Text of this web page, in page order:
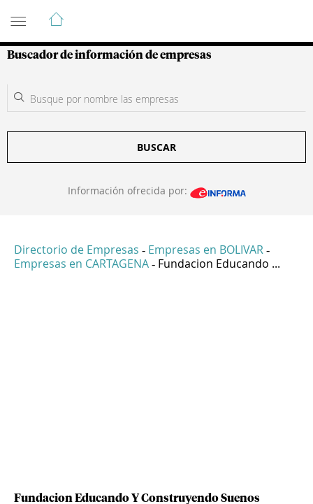
Guía de Empresas Colombianas
Buscador de información de empresas
BUSCAR
Información ofrecida por:
Directorio de Empresas - Empresas en BOLIVAR -
Empresas en CARTAGENA - Fundacion Educando ...
Fundacion Educando Y Construyendo Suenos